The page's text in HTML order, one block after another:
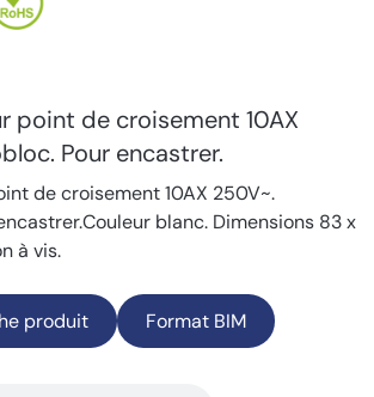
point de croisement 10AX
Pour encastrer.
de croisement 10AX 250V~.
blanc. Dimensions 83 x
à vis.
produit Format BIM